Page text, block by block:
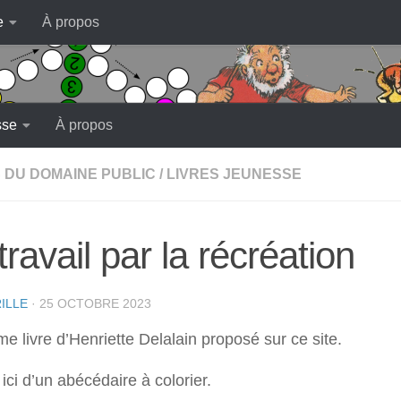
À propos
À propos
DU DOMAINE PUBLIC / LIVRES JEUNESSE
par la récréation
· 25 OCTOBRE 2023
livre d’Henriette Delalain proposé sur ce site.
ici d’un abécédaire à colorier.